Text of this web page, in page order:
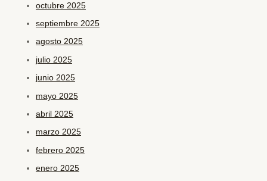
octubre 2025
septiembre 2025
agosto 2025
julio 2025
junio 2025
mayo 2025
abril 2025
marzo 2025
febrero 2025
enero 2025